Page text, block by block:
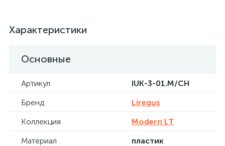
Характеристики
Основные
Артикул
IUK-3-01.M/CH
Бренд
Liregus
Коллекция
Modern LT
Материал
пластик